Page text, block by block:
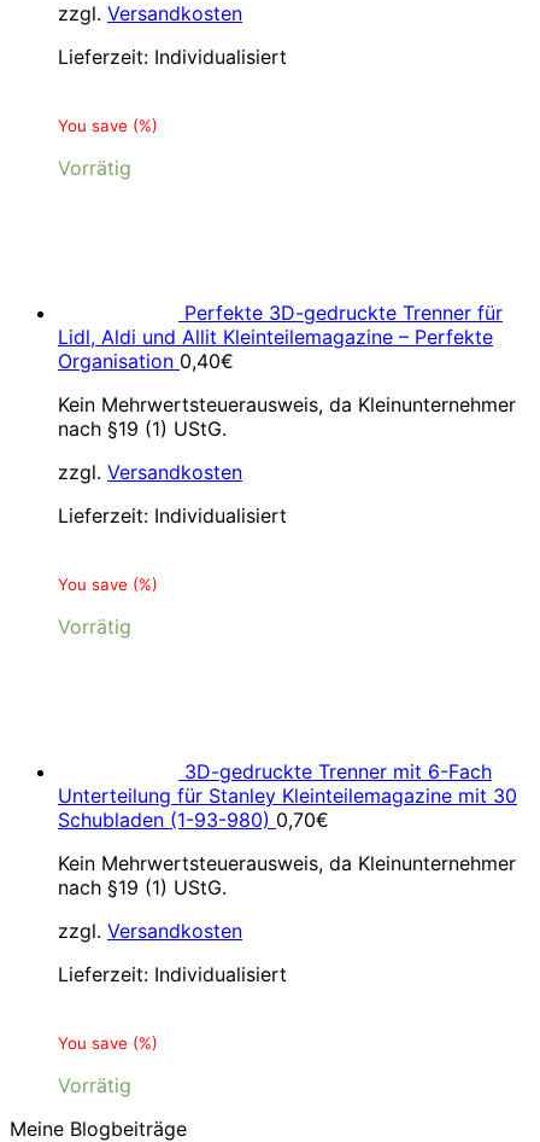
zzgl. Versandkosten
Lieferzeit: Individualisiert
You save (%)
Vorrätig
Perfekte 3D-gedruckte Trenner für
Lidl, Aldi und Allit Kleinteilemagazine – Perfekte
Organisation 0,40€
Kein Mehrwertsteuerausweis, da Kleinunternehmer
nach §19 (1) UStG.
zzgl. Versandkosten
Lieferzeit: Individualisiert
You save (%)
Vorrätig
3D-gedruckte Trenner mit 6-Fach
Unterteilung für Stanley Kleinteilemagazine mit 30
Schubladen (1-93-980) 0,70€
Kein Mehrwertsteuerausweis, da Kleinunternehmer
nach §19 (1) UStG.
zzgl. Versandkosten
Lieferzeit: Individualisiert
You save (%)
Vorrätig
Meine Blogbeiträge